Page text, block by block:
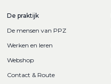
De praktijk
De mensen van PPZ
Werken en leren
Webshop
Contact & Route